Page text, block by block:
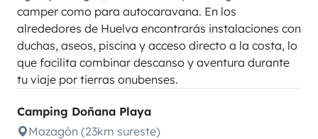
camper como para autocaravana. En los
alrededores de Huelva encontrarás instalaciones con
duchas, aseos, piscina y acceso directo a la costa, lo
que facilita combinar descanso y aventura durante
tu viaje por tierras onubenses.
Camping Doñana Playa
Mazagón (23km sureste)